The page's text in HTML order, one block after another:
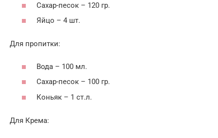
Сахар-песок – 120 гр.
Яйцо – 4 шт.
Для пропитки:
Вода – 100 мл.
Сахар-песок – 100 гр.
Коньяк – 1 ст.л.
Для Крема: